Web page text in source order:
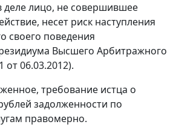
деле лицо, не совершившее
несет риск наступления
своего поведения
Высшего Арбитражного
от 06.03.2012).
требование истца о
задолженности по
правомерно.